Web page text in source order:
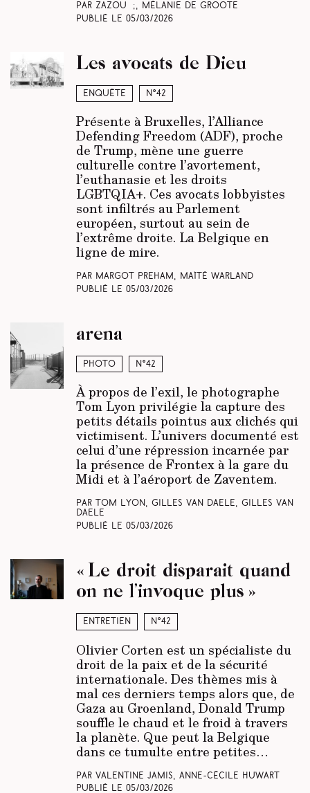
Par Zazou ;, Mélanie De Groote
Publié le 05/03/2026
Enquête N°42
Les avocats de Dieu
Présente à Bruxelles, l’Alliance
Defending Freedom (ADF), proche
de Trump, mène une guerre
culturelle contre l’avortement,
l’euthanasie et les droits
LGBTQIA+. Ces avocats lobbyistes
sont infiltrés au Parlement
européen, surtout au sein de
l’extrême droite. La Belgique en
ligne de mire.
Par Margot Preham, Maïté Warland
Publié le 05/03/2026
Photo N°42
arena
À propos de l’exil, le photographe
Tom Lyon privilégie la capture des
petits détails pointus aux clichés qui
victimisent. L’univers documenté est
celui d’une répression incarnée par
la présence de Frontex à la gare du
Midi et à l’aéroport de Zaventem.
Par Tom Lyon, Gilles Van Daele, Gilles Van
Daele
Publié le 05/03/2026
Entretien N°42
« Le droit disparait quand
on ne l’invoque plus »
Olivier Corten est un spécialiste du
droit de la paix et de la sécurité
internationale. Des thèmes mis à
mal ces derniers temps alors que, de
Gaza au Groenland, Donald Trump
souffle le chaud et le froid à travers
la planète. Que peut la Belgique
dans ce tumulte entre petites…
Par Valentine Jamis, Anne-Cécile Huwart
Publié le 05/03/2026